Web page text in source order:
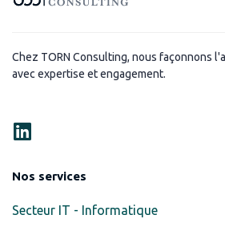
Chez TORN Consulting, nous façonnons
avec expertise et engagement.
Nos services
Secteur IT - Informatique